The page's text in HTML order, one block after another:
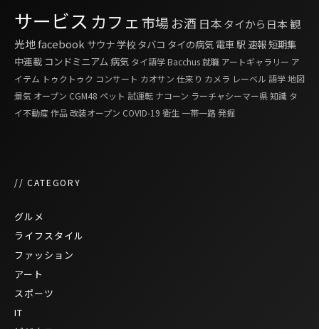
サービス カフェ 市場 お酒 日本タイから日本 観
光地facebook サウナ学校 タバコ タイの病気 電車駅 速報短期集
中連載 コンドミニアム病気 タイ語学 Bacchus就職 アートギャラリー ア
イテム トゥクトゥク コンサート カオサン 仕来り カメラ レーベル 語学地図
景気 オープン CGM48 ペット 試運転 ナコーン ラーチャシーマー県知識 タ
イ不動産作品改装オープン COVID-19 衛生 一帯一路発掘
// CATEGORY
グルメ
ライフスタイル
ファッション
アート
スポーツ
IT